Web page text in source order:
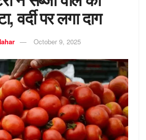
वर्दी पर लगा दाग
October 9, 2025